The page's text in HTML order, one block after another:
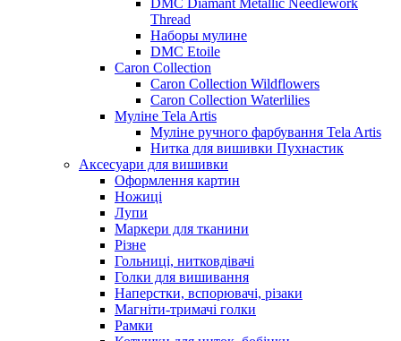
Thread
Наборы мулине
DMC Etoile
Caron Collection
Caron Collection Wildflowers
Caron Collection Waterlilies
Муліне Tela Artis
Муліне ручного фарбування Tela Artis
Нитка для вишивки Пухнастик
Аксесуари для вишивки
Оформлення картин
Ножиці
Лупи
Маркери для тканини
Різне
Гольниці, нитковдівачі
Голки для вишивання
Наперстки, вспорювачі, різаки
Магніти-тримачі голки
Рамки